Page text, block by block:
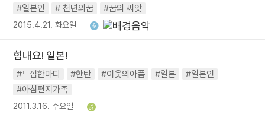
#일본인
# 천년의꿈 #꿈의 씨앗
2015.4.21. 화요일
힘내요! 일본!
#느낌한마디 #한탄 #이웃의아픔 #일본
#일본인
#아침편지가족
2011.3.16. 수요일